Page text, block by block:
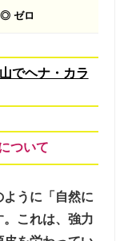
◎ ゼロ
でヘナ・カラ
ついて
うに「自然に
これは、 強力